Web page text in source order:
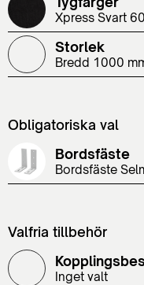
Xpress Svart
Storlek
Bredd 1000
Obligatoriska val
Bordsfäste
Bordsfäste
Valfria tillbehör
Inget valt